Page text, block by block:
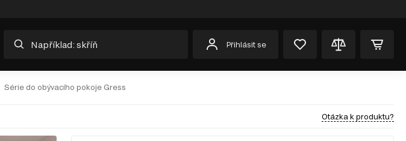
Přihlásit se
Série do obývacího pokoje Gress
Otázka k produktu?